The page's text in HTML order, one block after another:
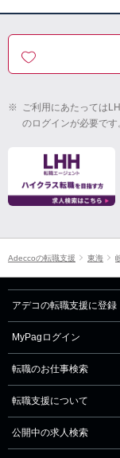
※ ご利用にあたっては
のログインが必要です
Adeccoの転職支援 東海
アデコの転職支援に登録
MyPagログイン
転職のお仕事検索
転職支援について
公開中の求人検索